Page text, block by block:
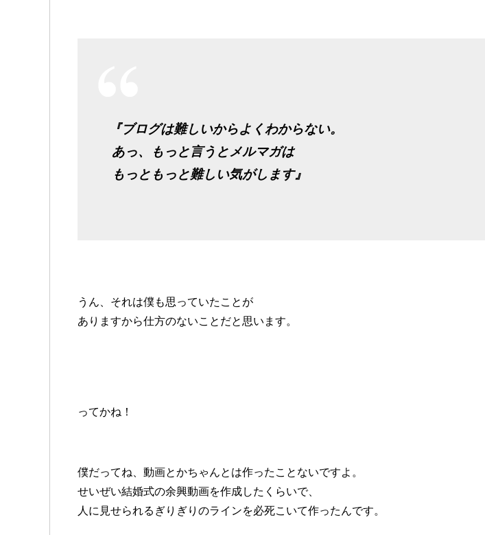
『ブログは難しいからよくわからない。
あっ、もっと言うとメルマガは
もっともっと難しい気がします』
うん、それは僕も思っていたことが
ありますから仕方のないことだと思います。
ってかね！
僕だってね、動画とかちゃんとは作ったことないですよ。
せいぜい結婚式の余興動画を作成したくらいで、
人に見せられるぎりぎりのラインを必死こいて作ったんです。